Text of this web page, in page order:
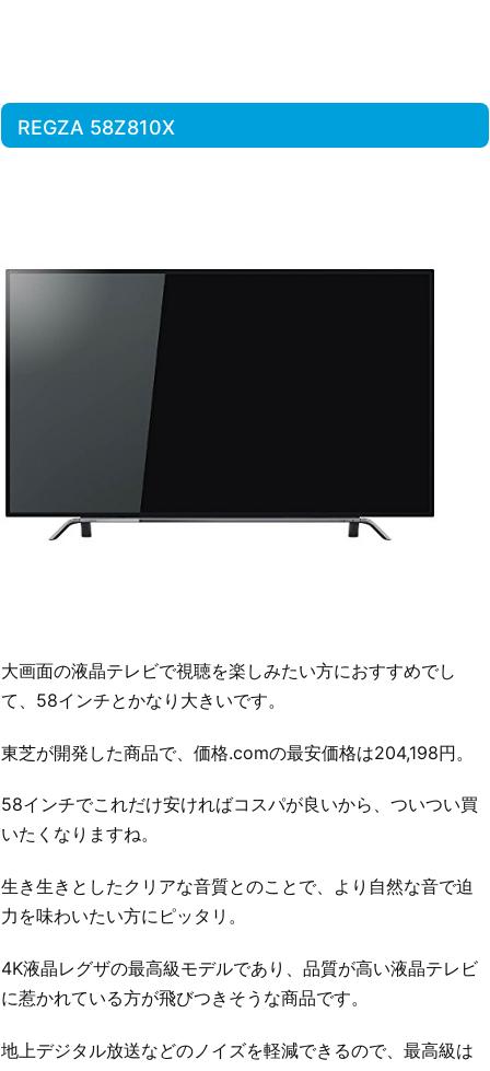
REGZA 58Z810X
大画面の液晶テレビで視聴を楽しみたい方におすすめでし
て、58インチとかなり大きいです。
東芝が開発した商品で、価格.comの最安価格は204,198円。
58インチでこれだけ安ければコスパが良いから、ついつい買
いたくなりますね。
生き生きとしたクリアな音質とのことで、より自然な音で迫
力を味わいたい方にピッタリ。
4K液晶レグザの最高級モデルであり、品質が高い液晶テレビ
に惹かれている方が飛びつきそうな商品です。
地上デジタル放送などのノイズを軽減できるので、最高級は